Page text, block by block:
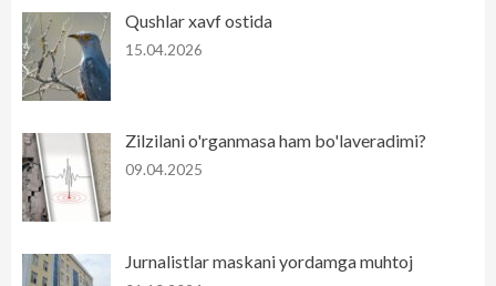
Qushlar xavf ostida
15.04.2026
Zilzilani o'rganmasa ham bo'laveradimi?
09.04.2025
Jurnalistlar maskani yordamga muhtoj